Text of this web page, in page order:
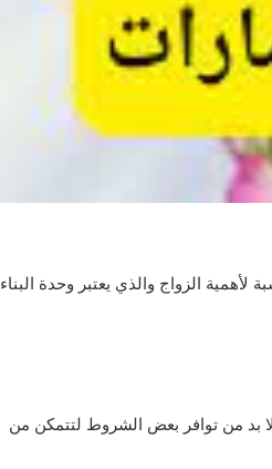
الزواج والذي يعتبر وحدة البناء
بد من توافر بعض الشروط لتتمكن من